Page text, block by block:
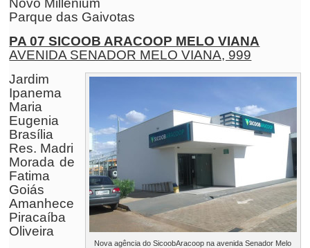
Novo Millenium
Parque das Gaivotas
PA 07 SICOOB ARACOOP MELO VIANA
AVENIDA SENADOR MELO VIANA, 999
Nova agência do SicoobAracoop na avenida Senador Melo
Jardim
Ipanema
Maria
Eugenia
Brasília
Res. Madri
Morada de
Fatima
Goiás
Amanhece
Piracaíba
Oliveira